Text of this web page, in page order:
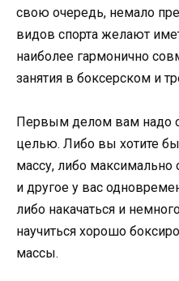
свою очередь, немало
видов спорта желают
наиболее гармонично
занятия в боксерском и
Первым делом вам надо
целью. Либо вы хотите
массу, либо максимально
и другое у вас
либо накачаться и
научиться хорошо
массы.